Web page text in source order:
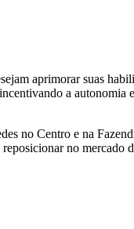
aprimorar suas
a autonomia
no Centro e na
no mercado